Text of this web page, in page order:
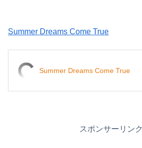
Summer Dreams Come True
Summer Dreams Come True
スポンサーリンク